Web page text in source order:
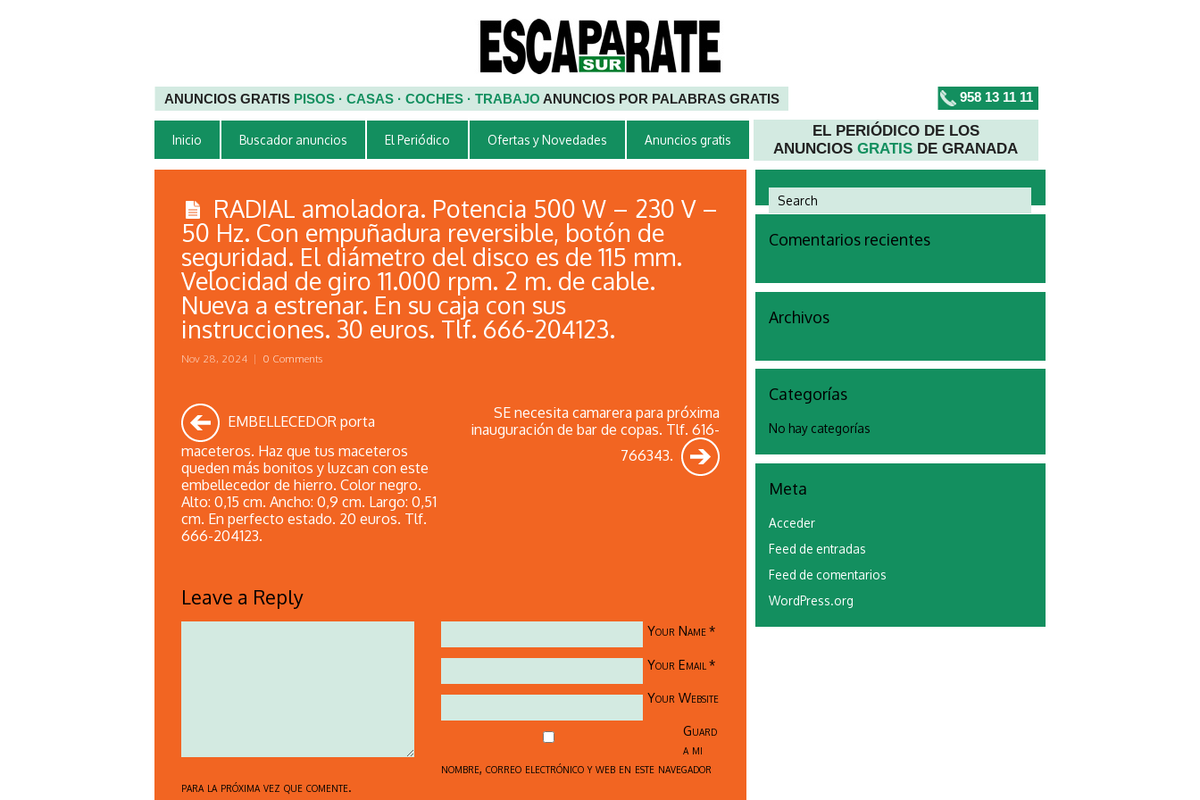
ANUNCIOS GRATIS PISOS · CASAS · COCHES · TRABAJO ANUNCIOS POR PALABRAS GRATIS 958 13 11 11
Inicio Buscador anuncios El Periódico Ofertas y Novedades Anuncios gratis
EL PERIÓDICO DE LOS
ANUNCIOSGRATIS DE GRANADA
RADIAL amoladora. Potencia 500 W – 230 V –
50 Hz. Con empuñadura reversible, botón de
seguridad. El diámetro del disco es de 115 mm.
Velocidad de giro 11.000 rpm. 2 m. de cable.
Nueva a estrenar. En su caja con sus
instrucciones. 30 euros. Tlf. 666-204123.
Nov 28, 2024 | 0 Comments
EMBELLECEDOR porta
maceteros. Haz que tus maceteros
queden más bonitos y luzcan con este
embellecedor de hierro. Color negro.
Alto: 0,15 cm. Ancho: 0,9 cm. Largo: 0,51
cm. En perfecto estado. 20 euros. Tlf.
666-204123.
SE necesita camarera para próxima
inauguración de bar de copas. Tlf. 616-
766343.
Leave a Reply
Your Name*
Your Email *
Your Website
Guard
a mi
nombre, correo electrónico y web en este navegador
para la próxima vez que comente.
Comentarios recientes
Archivos
Categorías
No hay categorías
Meta
Acceder
Feed de entradas
Feed de comentarios
WordPress.org